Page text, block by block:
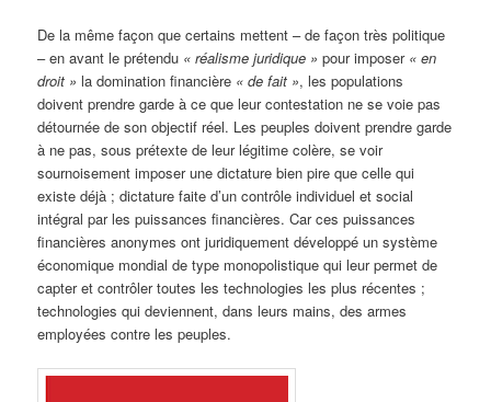
De la même façon que certains mettent – de façon très politique
– en avant le prétendu « réalisme juridique » pour imposer « en
droit » la domination financière « de fait », les populations
doivent prendre garde à ce que leur contestation ne se voie pas
détournée de son objectif réel. Les peuples doivent prendre garde
à ne pas, sous prétexte de leur légitime colère, se voir
sournoisement imposer une dictature bien pire que celle qui
existe déjà ; dictature faite d’un contrôle individuel et social
intégral par les puissances financières. Car ces puissances
financières anonymes ont juridiquement développé un système
économique mondial de type monopolistique qui leur permet de
capter et contrôler toutes les technologies les plus récentes ;
technologies qui deviennent, dans leurs mains, des armes
employées contre les peuples.